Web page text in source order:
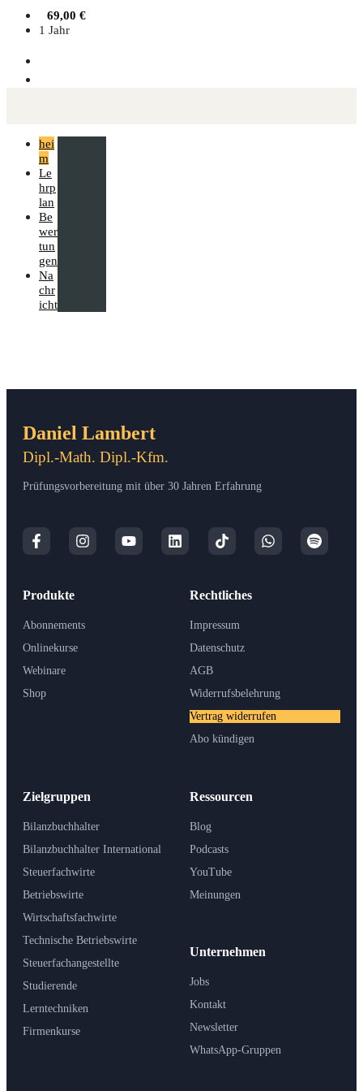
69,00 €
1 Jahr
hei
m
Le
hrp
lan
Be
wer
tun
gen
Na
chr
icht
Daniel Lambert
Dipl.-Math. Dipl.-Kfm.
Prüfungsvorbereitung mit über 30 Jahren Erfahrung
Produkte
Abonnements
Onlinekurse
Webinare
Shop
Zielgruppen
Bilanzbuchhalter
Bilanzbuchhalter International
Steuerfachwirte
Betriebswirte
Wirtschaftsfachwirte
Technische Betriebswirte
Steuerfachangestellte
Studierende
Lerntechniken
Firmenkurse
Ressourcen
Blog
Podcasts
YouTube
Meinungen
Unternehmen
Jobs
Kontakt
Newsletter
WhatsApp-Gruppen
Rechtliches
Impressum
Datenschutz
AGB
Widerrufsbelehrung
Vertrag widerrufen
Abo kündigen